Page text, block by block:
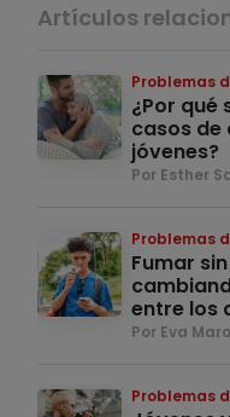
Artículos
Problemas
¿Por qué
casos de
jóvenes?
Por Esther
Problemas
Fumar
entre los
Por Eva
Problemas